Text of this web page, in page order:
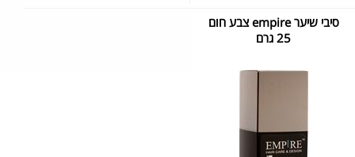
סיבי שיער empire צבע חום
25 גרם